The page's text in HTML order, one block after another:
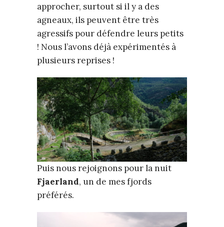
approcher, surtout si il y a des
agneaux, ils peuvent être très
agressifs pour défendre leurs petits
! Nous l’avons déjà expérimentés à
plusieurs reprises !
Puis nous rejoignons pour la nuit
Fjaerland, un de mes fjords
préférés.